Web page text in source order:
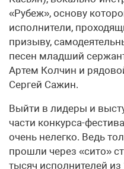
«Рубеж», основу
исполнители,
призыву,
песен младший
Артем Колчин и
Сергей Сажин.
Выйти в лидеры и
части конкурса-
очень нелегко. Ведь
прошли через «сито»
тысяч исполнителей